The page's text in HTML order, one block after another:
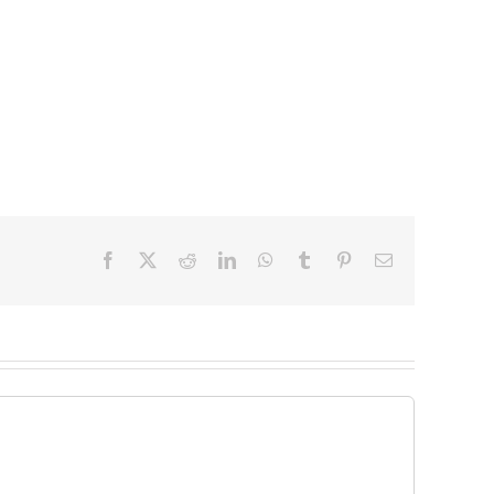
Facebook RedditLinkedInWhatsApp
Tumblr PinterestEmail